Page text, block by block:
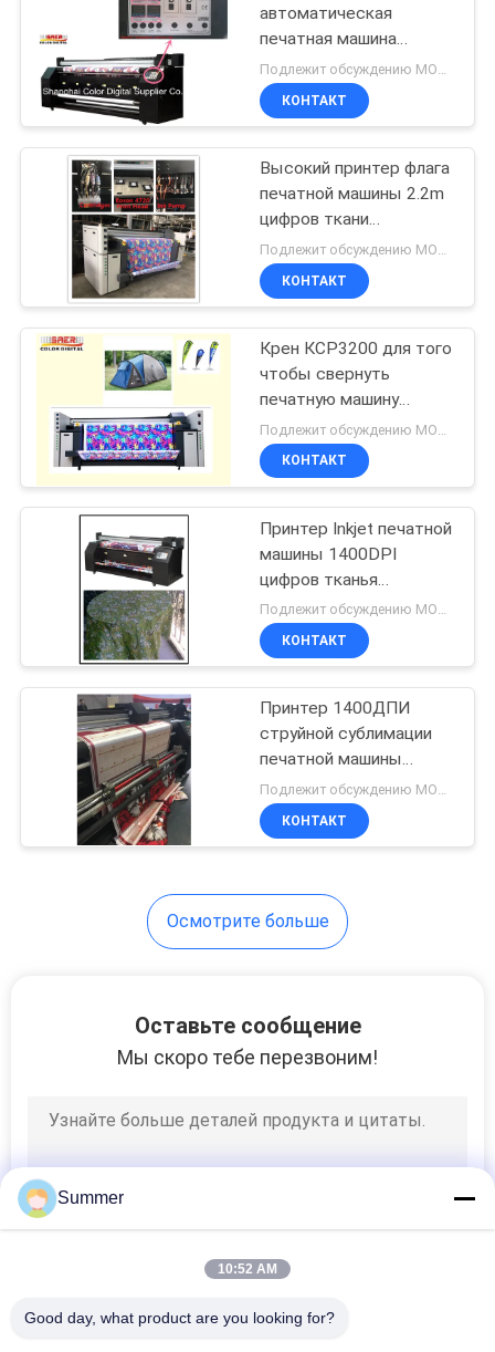
ПОЛИТИКА
КОНФИДЕНЦИАЛЬНОСТИ
автоматическая
печатная машина
цифров тканья, котор
нужно сделать для того
чтобы свернуть вверх
КОНТАКТ
Высокий принтер флага
печатной машины 2.2m
цифров ткани
разрешения/пляж
КОНТАКТ
Крен КСР3200 для того
чтобы свернуть
печатную машину
цифров ткани с головой
Эпсон 4720
КОНТАКТ
Принтер Inkjet печатной
машины 1400DPI
цифров тканья
сублимации Muticolor Подлежит обсуждению MOQ:1 комплект
КОНТАКТ
Принтер 1400ДПИ
струйной сублимации
печатной машины
цифров ткани цифровой
диаметр крена 3
дюймов
Подлежит обсуждению MOQ:1 комплект
КОНТАКТ
Осмотрите больше
Оставьте сообщение
Мы скоро тебе перезвоним!
Summer
10:52 AM
Good day, what product are you looking for?